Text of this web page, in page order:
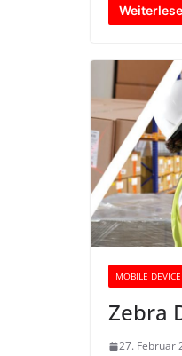
MOBILE
Zebra
27. Februar